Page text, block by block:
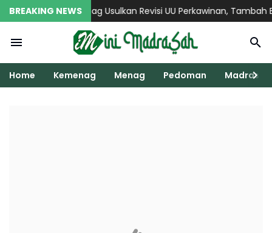
BREAKING NEWSMenag Usulkan Revisi UU Perkawinan, Tambah
Home Kemenag Menag Pedoman Madrasah